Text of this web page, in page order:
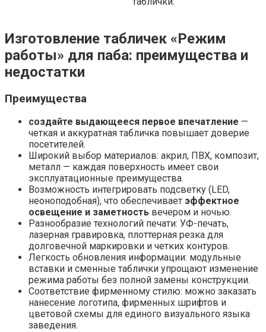
Изготовление табличек «Режим
работы» для паба: преимущества и
недостатки
Преимущества
создайте выдающееся первое впечатление —
четкая и аккуратная табличка повышает доверие
посетителей.
Широкий выбор материалов: акрил, ПВХ, композит,
металл — каждая поверхность имеет свои
эксплуатационные преимущества.
Возможность интегрировать подсветку (LED,
неоноподобная), что обеспечивает эффектное
освещение и заметность вечером и ночью.
Разнообразие технологий печати: УФ-печать,
лазерная гравировка, плоттерная резка для
долговечной маркировки и четких контуров.
Легкость обновления информации: модульные
вставки и сменные таблички упрощают изменение
режима работы без полной замены конструкции.
Соответствие фирменному стилю: можно заказать
нанесение логотипа, фирменных шрифтов и
цветовой схемы для единого визуального языка
заведения.